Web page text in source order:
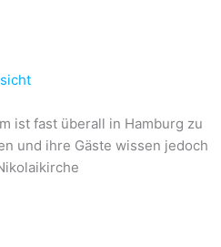
ist fast überall in Hamburg zu
und ihre Gäste wissen jedoch